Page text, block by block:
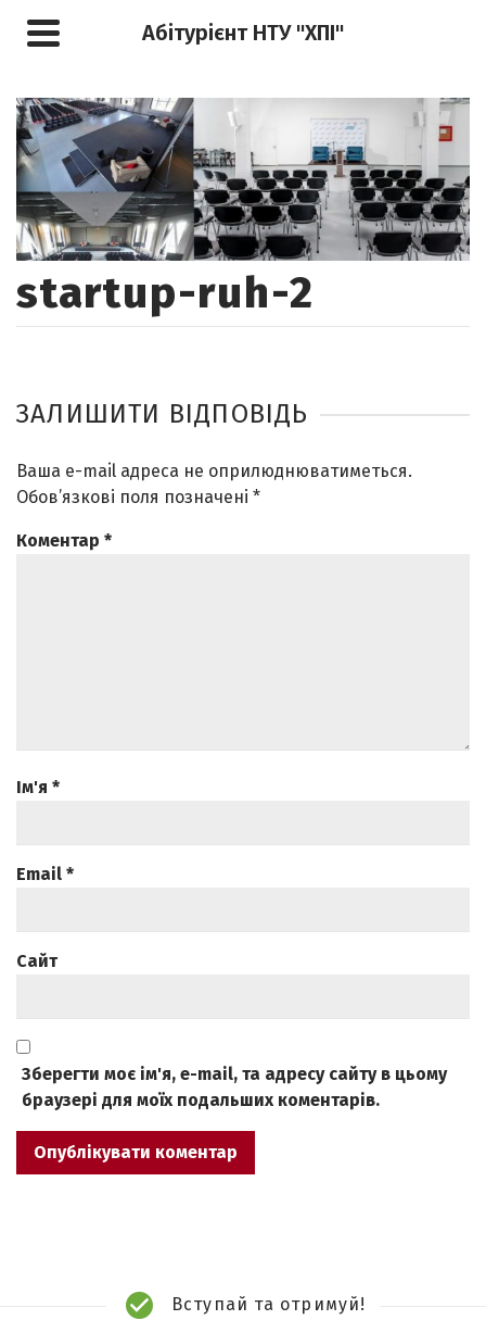
Абітурієнт НТУ "ХПІ"
startup-ruh-2
ЗАЛИШИТИ ВІДПОВІДЬ
Ваша e-mail адреса не оприлюднюватиметься.
Обов’язкові поля позначені *
Коментар *
Ім'я *
Email *
Сайт
Зберегти моє ім'я, e-mail, та адресу сайту в цьому
браузері для моїх подальших коментарів.
Вступай та отримуй!